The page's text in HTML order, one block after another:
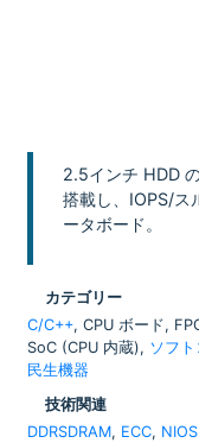
2.5インチ HDD
搭載し、IOPS/ス
ータボード。
カテゴリー
C/C++, CPU ボード,
SoC (CPU 内蔵), ソフト
民生機器
技術関連
DDRSDRAM, ECC,